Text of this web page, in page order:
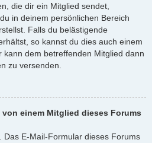
die dir ein Mitglied sendet,
in deinem persönlichen Bereich
Falls du belästigende
so kannst du dies auch einem
kann dem betreffenden Mitglied dann
zu versenden.
von einem Mitglied dieses Forums
Das E-Mail-Formular dieses Forums